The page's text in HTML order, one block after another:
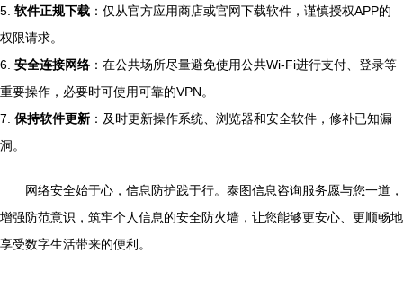
5. 软件正规下载 ：仅从官方应用商店或官网下载软件，谨慎授权APP的
权限请求。
6. 安全连接网络 ：在公共场所尽量避免使用公共Wi-Fi进行支付、登录等
重要操作，必要时可使用可靠的VPN。
7. 保持软件更新 ：及时更新操作系统、浏览器和安全软件，修补已知漏
洞。
网络安全始于心，信息防护践于行。泰图信息咨询服务愿与您一道，
增强防范意识，筑牢个人信息的安全防火墙，让您能够更安心、更顺畅地
享受数字生活带来的便利。